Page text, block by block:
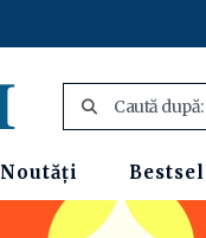
Noutăți